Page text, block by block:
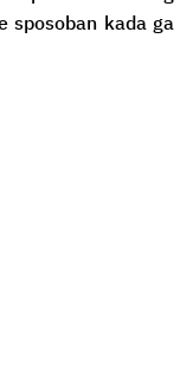
sposoban kada ga